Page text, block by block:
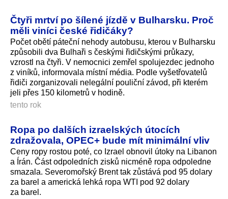
Čtyři mrtví po šílené jízdě v Bulharsku. Proč
měli viníci české řidičáky?
Počet obětí páteční nehody autobusu, kterou v Bulharsku
způsobili dva Bulhaři s českými řidičskými průkazy,
vzrostl na čtyři. V nemocnici zemřel spolujezdec jednoho
z viníků, informovala místní média. Podle vyšetřovatelů
řidiči zorganizovali nelegální pouliční závod, při kterém
jeli přes 150 kilometrů v hodině.
tento rok
Ropa po dalších izraelských útocích
zdražovala, OPEC+ bude mít minimální vliv
Ceny ropy rostou poté, co Izrael obnovil útoky na Libanon
a Írán. Část odpoledních zisků nicméně ropa odpoledne
smazala. Severomořský Brent tak zůstává pod 95 dolary
za barel a americká lehká ropa WTI pod 92 dolary
za barel.